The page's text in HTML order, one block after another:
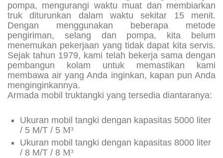
pompa, mengurangi waktu muat dan membiarkan
truk diturunkan dalam waktu sekitar 15 menit.
Dengan menggunakan beberapa metode
pengiriman, selang dan pompa, kita belum
menemukan pekerjaan yang tidak dapat kita servis.
Sejak tahun 1979, kami telah bekerja sama dengan
pembangun kolam untuk memastikan kami
membawa air yang Anda inginkan, kapan pun Anda
menginginkannya.
Armada mobil truktangki yang tersedia diantaranya:
Ukuran mobil tangki dengan kapasitas 5000 liter
/ 5 M/T / 5 M³
Ukuran mobil tangki dengan kapasitas 8000 liter
/ 8 M/T / 8 M³